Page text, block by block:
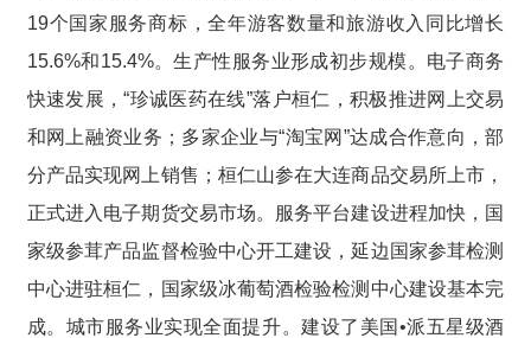
19个国家服务商标，全年游客数量和旅游收入同比增长
15.6%和15.4%。生产性服务业形成初步规模。电子商务
快速发展，“珍诚医药在线”落户桓仁，积极推进网上交易
和网上融资业务；多家企业与“淘宝网”达成合作意向，部
分产品实现网上销售；桓仁山参在大连商品交易所上市，
正式进入电子期货交易市场。服务平台建设进程加快，国
家级参茸产品监督检验中心开工建设，延边国家参茸检测
中心进驻桓仁，国家级冰葡萄酒检验检测中心建设基本完
成。城市服务业实现全面提升。建设了美国•派五星级酒